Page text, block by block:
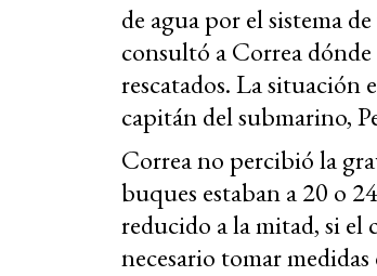
de agua por el sistema
consultó a Correa
rescatados. La situación
capitán del submarino,
Correa no percibió la
buques estaban a 20 o
reducido a la mitad, si el
necesario tomar